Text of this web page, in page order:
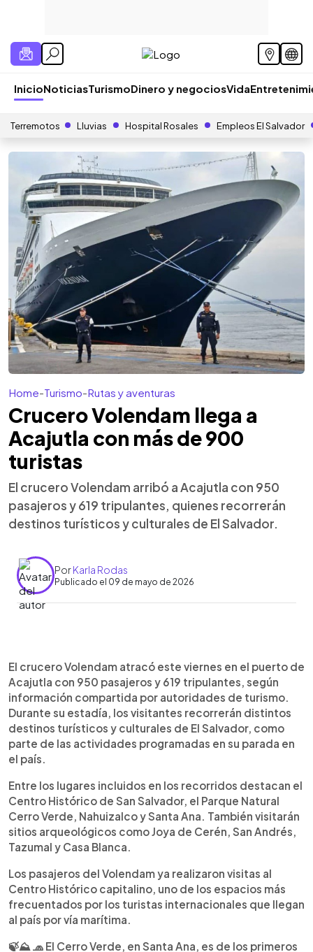
InicioNoticiasTurismoDinero y negociosVida
Terremotos Lluvias Hospital Rosales Empleos El Salvador
Home-Turismo-Rutas y aventuras
Crucero Volendam llega a
Acajutla con más de 900
turistas
El crucero Volendam arribó a Acajutla con 950
pasajeros y 619 tripulantes, quienes recorrerán
destinos turísticos y culturales de El Salvador.
PorKarla Rodas
Publicado el 09 de mayo de 2026
Escuchar artículo
El crucero Volendam llegó al puerto de Acajutla
con 950 pasajeros y 619 tripulantes, quienes
visitarán distintos destinos turísticos y culturales
de El Salvador. Entre los lugares incluidos en los
recorridos están el Centro Histórico de San
Salvador, Cerro Verde, Nahuizalco, Santa Ana y los
parques arqueológicos Joya de Cerén, San
Andrés, Tazumal y Casa Blanca. La directora de
Corsatur, Alejandra Durán, entregó un
reconocimiento a la tripulación como parte de la
bienvenida oficial. Según el Ministerio de Turismo,
la temporada actual podría marcar récord con 14
cruceros y más de 24,000 visitantes previstos
durante el período.
El crucero Volendam atracó este viernes en el puerto de
Acajutla con 950 pasajeros y 619 tripulantes, según
información compartida por autoridades de turismo.
Durante su estadía, los visitantes recorrerán distintos
destinos turísticos y culturales de El Salvador, como
parte de las actividades programadas en su parada en
el país.
Entre los lugares incluidos en los recorridos destacan el
Centro Histórico de San Salvador, el Parque Natural
Cerro Verde, Nahuizalco y Santa Ana. También visitarán
sitios arqueológicos como Joya de Cerén, San Andrés,
Tazumal y Casa Blanca.
Los pasajeros del Volendam ya realizaron visitas al
Centro Histórico capitalino, uno de los espacios más
frecuentados por los turistas internacionales que llegan
al país por vía marítima.
🍃⛰️ 🧢 El Cerro Verde, en Santa Ana, es de los primeros